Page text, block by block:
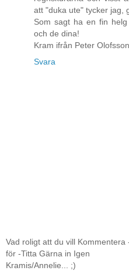
att "duka ute" tycker jag,
Som sagt ha en fin
och de dina!
Kram ifrån Peter Olofsson
Svara
Vad roligt att du vill Kommentera
för -Titta Gärna in Igen
Kramis/Annelie... ;)